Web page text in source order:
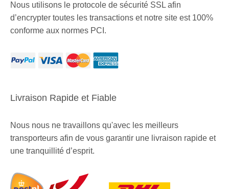
Nous utilisons le protocole de sécurité SSL afin
d’encrypter toutes les transactions et notre site est 100%
conforme aux normes PCI.
Livraison Rapide et Fiable
Nous nous ne travaillons qu'avec les meilleurs
transporteurs afin de vous garantir une livraison rapide et
une tranquillité d’esprit.